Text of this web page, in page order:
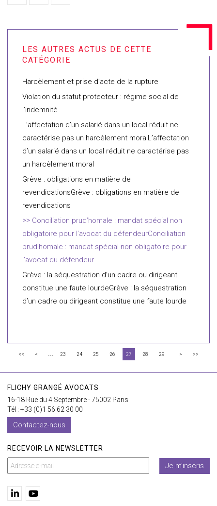
Harcèlement et prise d’acte de la rupture
Violation du statut protecteur : régime social de
l’indemnité
L’affectation d’un salarié dans un local réduit ne
caractérise pas un harcèlement moralL’affectation
d’un salarié dans un local réduit ne caractérise pas
un harcèlement moral
Grève : obligations en matière de
revendicationsGrève : obligations en matière de
revendications
Conciliation prud’homale : mandat spécial non
obligatoire pour l’avocat du défendeurConciliation
prud’homale : mandat spécial non obligatoire pour
l’avocat du défendeur
Grève : la séquestration d’un cadre ou dirigeant
constitue une faute lourdeGrève : la séquestration
d’un cadre ou dirigeant constitue une faute lourde
<< < ... 23 24 25 26 27 28 29 > >>
FLICHY GRANGÉ AVOCATS
16-18 Rue du 4 Septembre - 75002 Paris
Tél : +33 (0)1 56 62 30 00
Contactez-nous
RECEVOIR LA NEWSLETTER
Je m'inscris